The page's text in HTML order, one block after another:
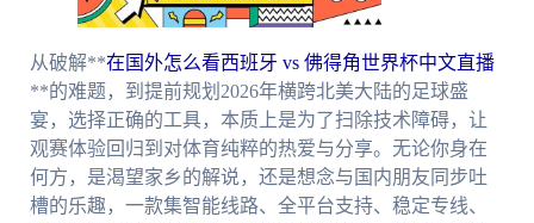
从破解**在国外怎么看西班牙 vs 佛得角世界杯中文直播
**的难题，到提前规划2026年横跨北美大陆的足球盛
宴，选择正确的工具，本质上是为了扫除技术障碍，让
观赛体验回归到对体育纯粹的热爱与分享。无论你身在
何方，是渴望家乡的解说，还是想念与国内朋友同步吐
槽的乐趣，一款集智能线路、全平台支持、稳定专线、